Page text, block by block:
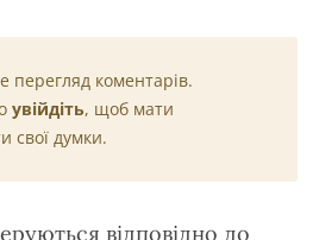
перегляд коментарів.
увійдіть, щоб мати
свої думки.
відповідно до